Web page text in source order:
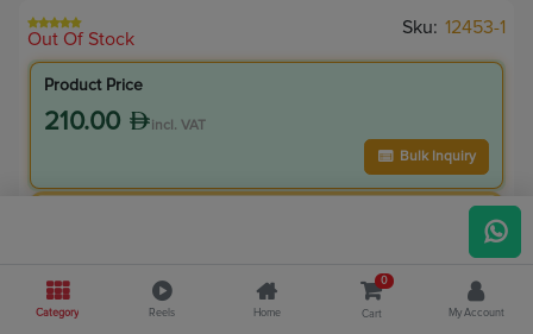
Out Of Stock
Sku: 12453-1
Product Price
210.00 incl. VAT
Bulk Inquiry
210.00 Save21.00
Category Reels Home
0
Cart My Account